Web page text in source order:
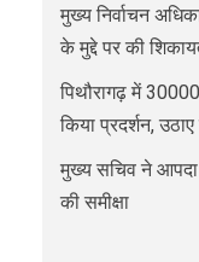
मुख्य निर्वाचन
के मुद्दे पर की
पिथौरागढ़ में
किया प्रदर्शन,
मुख्य सचिव ने
की समीक्षा